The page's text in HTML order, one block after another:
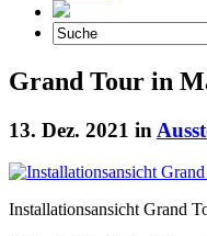
Grand Tour in
13. Dez. 2021 in
Installationsansicht Grand